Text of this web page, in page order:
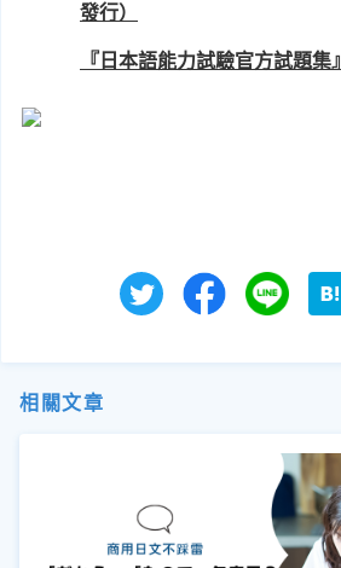
發行）
『日本語能力試驗官方試題集』
相關文章